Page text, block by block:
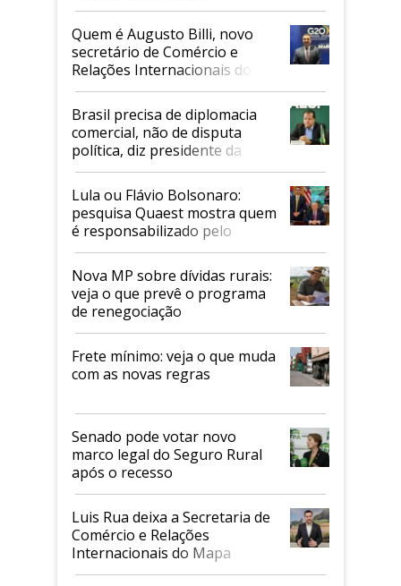
Quem é Augusto Billi, novo
secretário de Comércio e
Relações Internacionais do
Mapa
Brasil precisa de diplomacia
comercial, não de disputa
política, diz presidente da
Faesp
Lula ou Flávio Bolsonaro:
pesquisa Quaest mostra quem
é responsabilizado pelo
tarifaço dos EUA
Nova MP sobre dívidas rurais:
veja o que prevê o programa
de renegociação
Frete mínimo: veja o que muda
com as novas regras
Senado pode votar novo
marco legal do Seguro Rural
após o recesso
Luis Rua deixa a Secretaria de
Comércio e Relações
Internacionais do Mapa